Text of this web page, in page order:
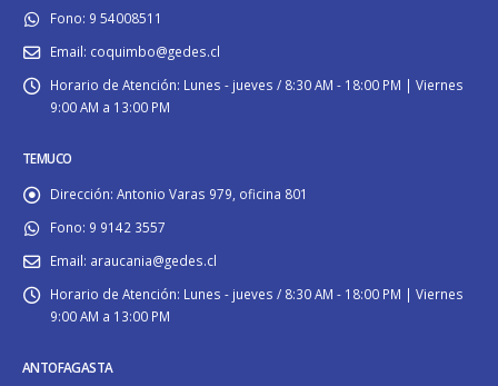
Fono: 9 54008511
Email: coquimbo@gedes.cl
Horario de Atención: Lunes - jueves / 8:30 AM - 18:00 PM | Viernes
9:00 AM a 13:00 PM
TEMUCO
Dirección: Antonio Varas 979, oficina 801
Fono: 9 9142 3557
Email: araucania@gedes.cl
Horario de Atención: Lunes - jueves / 8:30 AM - 18:00 PM | Viernes
9:00 AM a 13:00 PM
ANTOFAGASTA